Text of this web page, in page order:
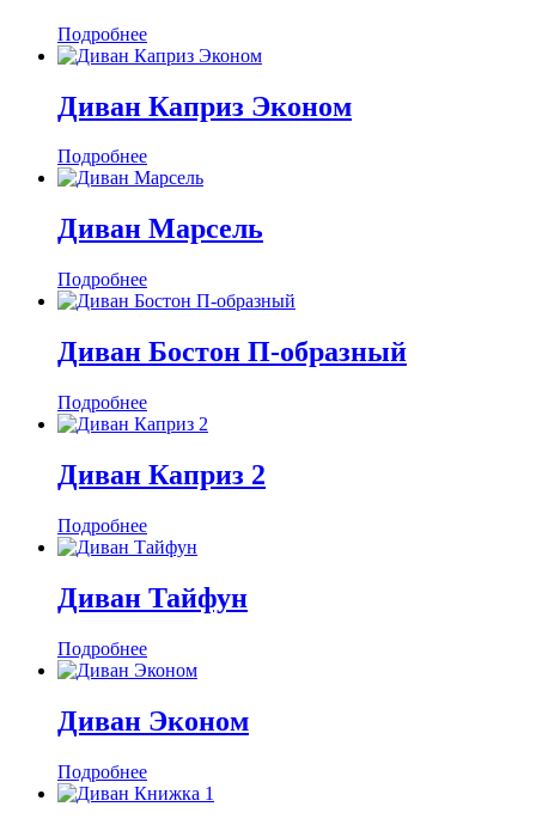
Подробнее
Диван Каприз Эконом
Подробнее
Диван Марсель
Подробнее
Диван Бостон П-образный
Подробнее
Диван Каприз 2
Подробнее
Диван Тайфун
Подробнее
Диван Эконом
Подробнее